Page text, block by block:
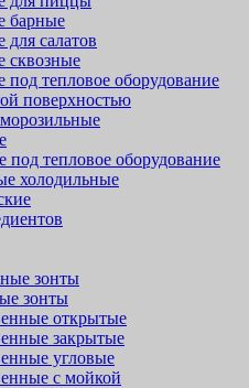
барные
салатов
сквозные
тепловое оборудование
поверхностью
тепловое оборудование
холодильные
зонты
зонты
открытые
закрытые
угловые
с мойкой